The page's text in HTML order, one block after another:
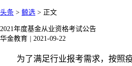
头条 > 鲸选 > 正文
2021年度基金从业资格考试公告
华金教育
2021-09-22
为了满足行业报考需求，按照